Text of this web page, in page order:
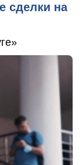
сделки на